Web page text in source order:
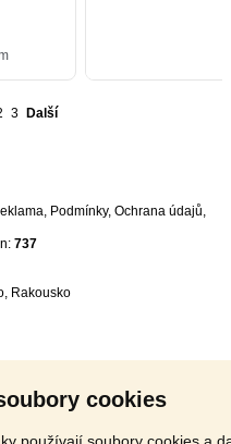
cookies
používají soubory cookies a
3 Další
, Podmínky, Ochrana údajů,
737
, Rakousko